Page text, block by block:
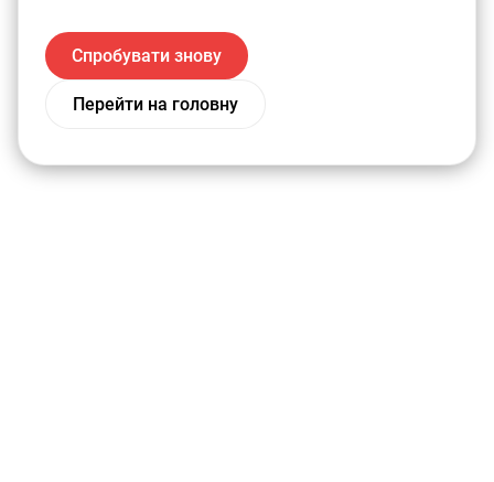
Спробувати знову
Перейти на головну